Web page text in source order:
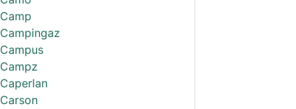
Camp
Campingaz
Campus
Campz
Caperlan
Carson